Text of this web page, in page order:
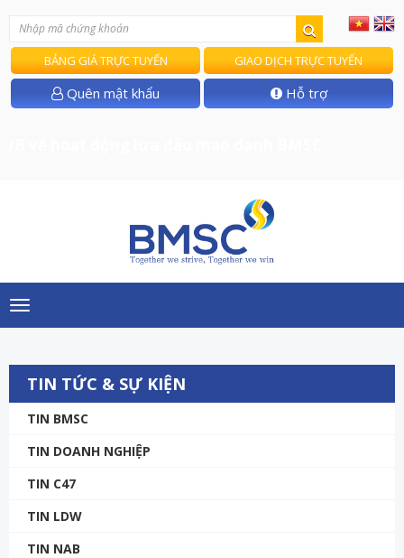
BẢNG GIÁ TRỰC TUYẾN GIAO DỊCH TRỰC TUYẾN
Quên mật khẩu Hỗ trợ
Toggle
navigation
TIN TỨC & SỰ KIỆN
TIN BMSC
TIN DOANH NGHIỆP
TIN C47
TIN LDW
TIN NAB